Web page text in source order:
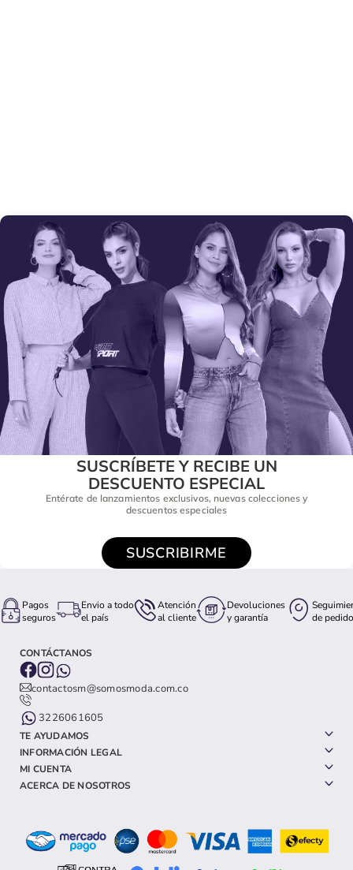
SUSCRÍBETE Y RECIBE UN
DESCUENTO ESPECIAL
Entérate de lanzamientos exclusivos, nuevas colecciones y
descuentos especiales
SUSCRIBIRME
Pagos
seguros
Envio a todo
el país
Atención
al cliente
Devoluciones
y garantía
de pedido
CONTÁCTANOS
contactosm@somosmoda.com.co
3226061605
TE AYUDAMOS
INFORMACIÓN LEGAL
MI CUENTA
ACERCA DE NOSOTROS